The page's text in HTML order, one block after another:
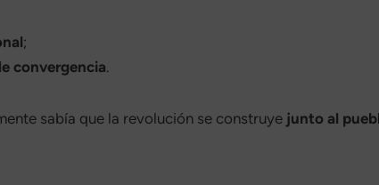
;
convergencia.
sabía que la revolución se construye junto al